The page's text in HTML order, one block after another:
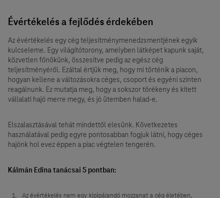
Évértékelés a fejlődés érdekében
Az évértékelés egy cég teljesítménymenedzsmentjének egyik
kulcseleme. Egy világítótorony, amelyben látképet kapunk saját,
közvetlen főnökünk, összesítve pedig az egész cég
teljesítményéről. Ezáltal értjük meg, hogy mi történik a piacon,
hogyan kellene a változásokra céges, csoport és egyéni szinten
reagálnunk. Ez mutatja meg, hogy a sokszor törékeny és kitett
vállalati hajó merre megy, és jó ütemben halad-e.
Elszalasztásával tehát mindettől elesünk. Következetes
használatával pedig egyre pontosabban fogjuk látni, hogy céges
hajónk hol evez éppen a piac végtelen tengerén.
Kálmán Edina tanácsai 5 pontban:
Az évértékelés nem egy kipipálandó mozzanat a cég életében,